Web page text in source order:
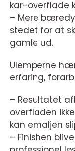
kar-overflade
– Mere
stedet for at
gamle ud.
Ulemperne
erfaring,
– Resultatet
overfladen
kan emaljen
– Finishen